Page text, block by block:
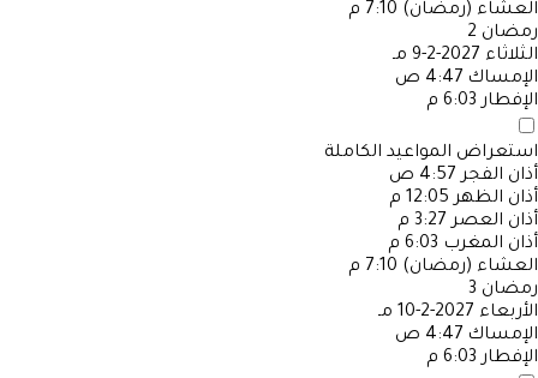
العشاء (رمضان) 7:10 م
رمضان 2
الثلاثاء 2027-2-9 مـ
الإمساك 4:47 ص
الإفطار 6:03 م
استعراض المواعيد الكاملة
أذان الفجر 4:57 ص
أذان الظهر 12:05 م
أذان العصر 3:27 م
أذان المغرب 6:03 م
العشاء (رمضان) 7:10 م
رمضان 3
الأربعاء 2027-2-10 مـ
الإمساك 4:47 ص
الإفطار 6:03 م